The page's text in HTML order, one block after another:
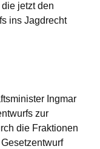
jetzt den
ins Jagdrecht
Ingmar
zur
die Fraktionen